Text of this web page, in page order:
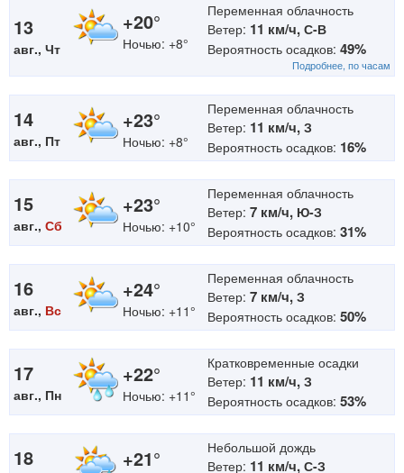
13
авг., Чт
+20°
Ночью: +8°
Переменная облачность
Ветер: 11 км/ч, С-В
Вероятность осадков: 49%
Подробнее, по часам
14
авг., Пт
+23°
Ночью: +8°
Переменная облачность
Ветер: 11 км/ч, З
Вероятность осадков: 16%
15
авг., Сб
+23°
Ночью: +10°
Переменная облачность
Ветер: 7 км/ч, Ю-З
Вероятность осадков: 31%
16
авг., Вс
+24°
Ночью: +11°
Переменная облачность
Ветер: 7 км/ч, З
Вероятность осадков: 50%
17
авг., Пн
+22°
Ночью: +11°
Кратковременные осадки
Ветер: 11 км/ч, З
Вероятность осадков: 53%
18 +21°
Небольшой дождь
Ветер: 11 км/ч, С-З